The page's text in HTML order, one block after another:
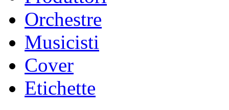
Orchestre
Musicisti
Cover
Etichette